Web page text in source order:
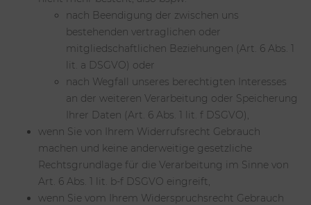
nach Beendigung der zwischen uns
bestehenden vertraglichen oder
mitgliedschaftlichen Beziehungen (Art. 6 Abs. 1
lit. a DSGVO) oder
nach Wegfall unseres berechtigten Interesses
an der weiteren Verarbeitung oder Speicherung
Ihrer Daten (Art. 6 Abs. 1 lit. f DSGVO),
wenn Sie von Ihrem Widerrufsrecht Gebrauch
machen und keine anderweitige gesetzliche
Rechtsgrundlage für die Verarbeitung im Sinne von
Art. 6 Abs. 1 lit. b-f DSGVO eingreift,
wenn Sie vom Ihrem Widerspruchsrecht Gebrauch